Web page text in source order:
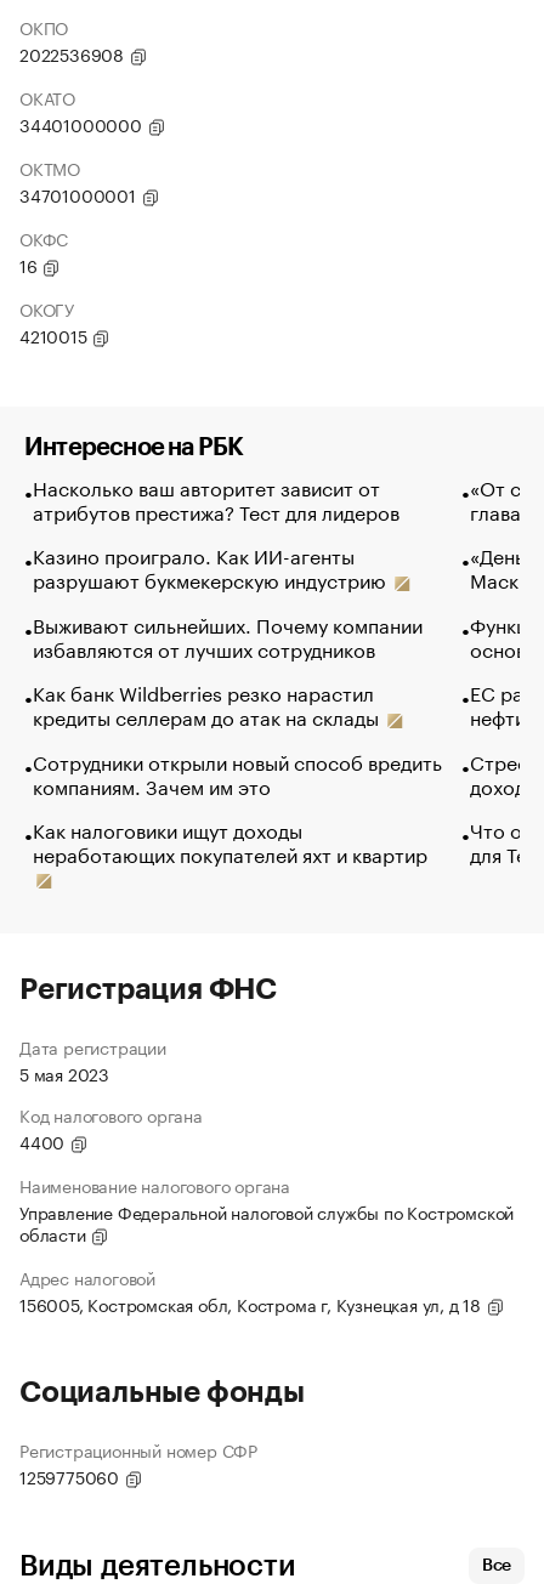
ОКПО
2022536908
ОКАТО
34401000000
ОКТМО
34701000001
ОКФС
16
ОКОГУ
4210015
Интересное на РБК
Насколько ваш авторитет зависит от
атрибутов престижа? Тест для лидеров
Казино проиграло. Как ИИ-агенты
разрушают букмекерскую индустрию
Выживают сильнейших. Почему компании
избавляются от лучших сотрудников
Как банк Wildberries резко нарастил
кредиты селлерам до атак на склады
Сотрудники открыли новый способ вредить
компаниям. Зачем им это
Как налоговики ищут доходы
неработающих покупателей яхт и квартир
«От
глава
Маск в
основ
ЕС
нефти
Что
для
Регистрация ФНС
Дата регистрации
5 мая 2023
Код налогового органа
4400
Наименование налогового органа
Управление Федеральной налоговой службы по Костромской
области
Адрес налоговой
156005, Костромская обл, Кострома г, Кузнецкая ул, д 18
Социальные фонды
Регистрационный номер СФР
1259775060
Виды деятельности Все